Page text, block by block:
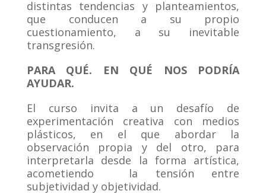
distintas tendencias y planteamientos,
que conducen a su propio
cuestionamiento, a su inevitable
transgresión.
PARA QUÉ. EN QUÉ NOS PODRÍA
AYUDAR.
El curso invita a un desafío de
experimentación creativa con medios
plásticos, en el que abordar la
observación propia y del otro, para
interpretarla desde la forma artística,
acometiendo la tensión entre
subjetividad y objetividad.